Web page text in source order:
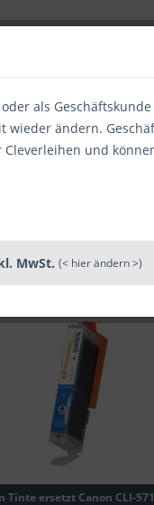
Tinte ersetzt Canon CLI-
als
wieder ändern.
und
MwSt. (< hier ändern >)